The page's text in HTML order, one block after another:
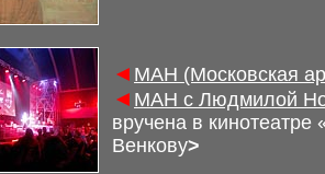
◄ МАН (Московская
◄ МАН с Людмилой
вручена в
Венкову>